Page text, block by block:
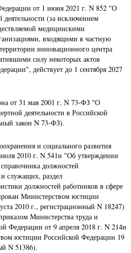
от 1 июня 2021 г. N 852 "О
(за исключением
медицинскими
входящими в частную
инновационного центра
силу некоторых актов
действует до 1 сентября 2027
от 31 мая 2001 г. N 73-ФЗ "О
деятельности в Российской
закон N 73-ФЗ).
и социального развития
2010 г. N 541н "Об утверждении
должностей
и служащих, раздел
должностей работников в сфере
Министерством юстиции
2010 г., регистрационный N 18247)
Министерства труда и
Федерации от 9 апреля 2018 г. N 214н
юстиции Российской Федерации 19
N 51386).